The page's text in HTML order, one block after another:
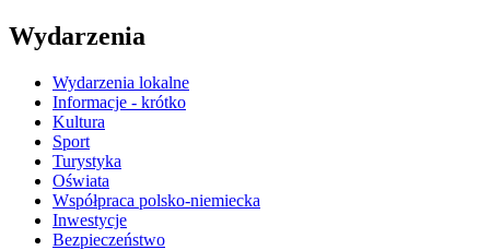
Wydarzenia
Wydarzenia lokalne
Informacje - krótko
Kultura
Sport
Turystyka
Oświata
Współpraca polsko-niemiecka
Inwestycje
Bezpieczeństwo